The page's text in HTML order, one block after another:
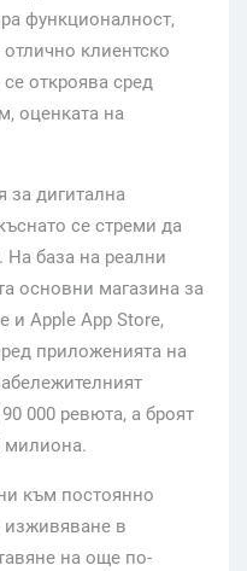
функционалност,
клиентско
откроява сред
оценката на
за дигитална
се стреми да
база на реални
основни магазина за
и Apple App Store,
приложенията на
000 ревюта, а броят
милиона.
към постоянно
изживяване в
на още по-